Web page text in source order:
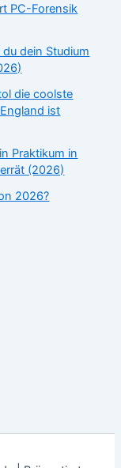
PC-Forensik
dein Studium
die coolste
ist
Praktikum in
(2026)
2026?